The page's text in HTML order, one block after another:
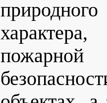
пожарной